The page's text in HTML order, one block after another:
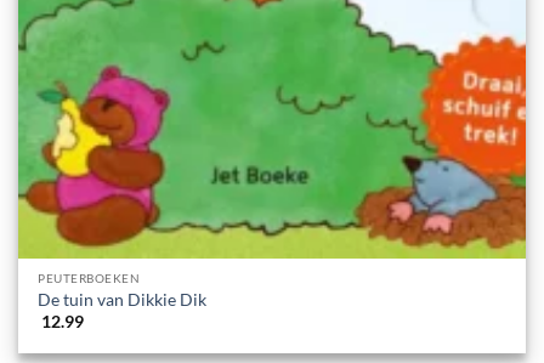
PEUTERBOEKEN
De tuin van Dikkie Dik
12.99